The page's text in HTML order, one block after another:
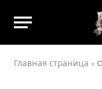
Главная страница »